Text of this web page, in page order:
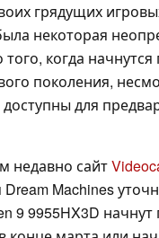
грядущих
некоторая
когда начнутся
поколения,
для
недавно сайт
Machines
9 9955HX3D начнут